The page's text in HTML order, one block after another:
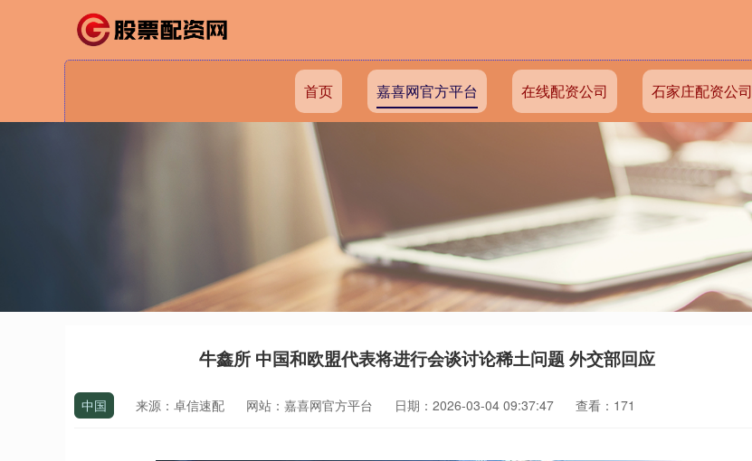
首页 嘉喜网官方平台 在线配资公司 石家庄配资公司
牛鑫所 中国和欧盟代表将进行会谈讨论稀土问题 外交部回应
中国 来源：卓信速配 网站：嘉喜网官方平台 日期：2026-03-04 09:37:47 查看：171